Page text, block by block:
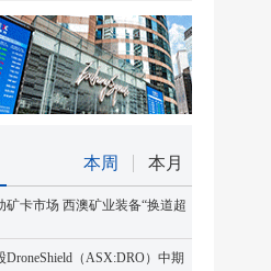
本周 本月
卡市场 西澳矿业装备“换道超
DroneShield（ASX:DRO）中期